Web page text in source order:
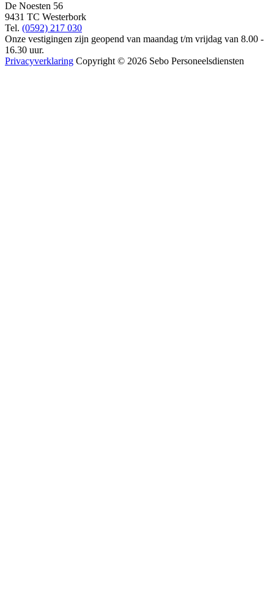
De Noesten 56
9431 TC Westerbork
Tel. (0592) 217 030
Onze vestigingen zijn geopend van maandag t/m vrijdag van 8.00 -
16.30 uur.
Privacyverklaring Copyright © 2026 Sebo Personeelsdiensten